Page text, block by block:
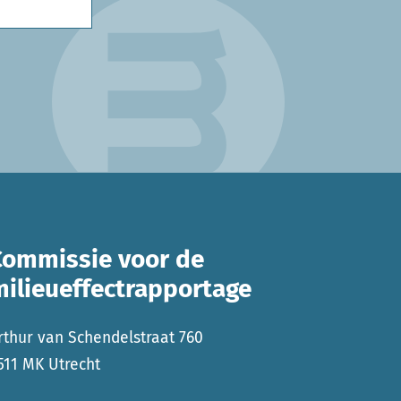
voor de
van Schendelstraat 760
MK Utrecht